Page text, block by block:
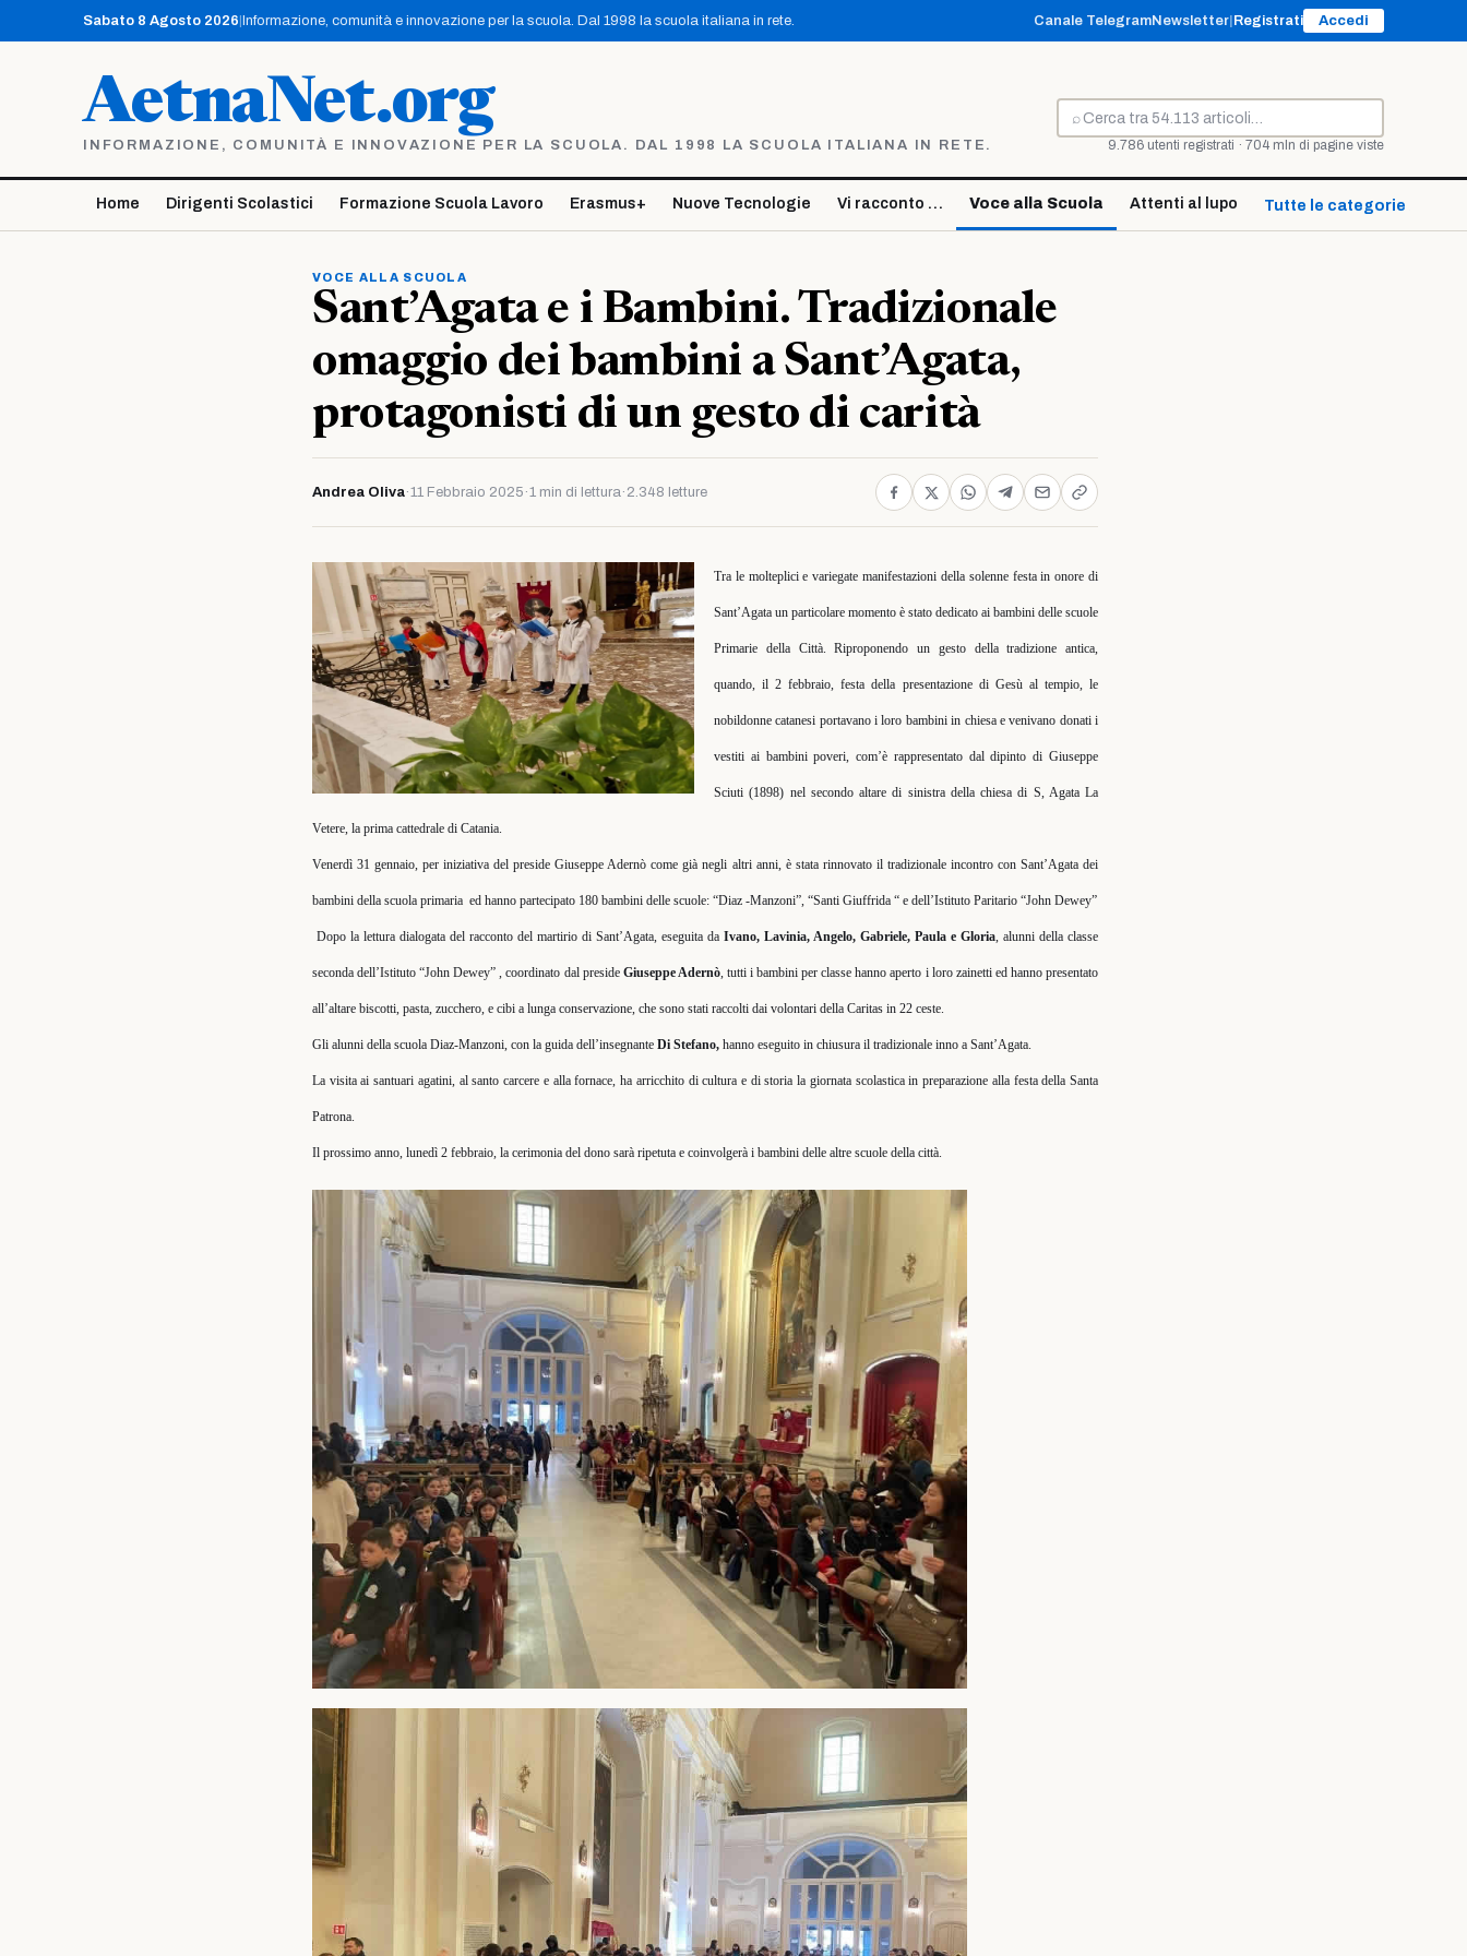
contenuto
Sabato 8 Agosto 2026 Informazione, comunità e innovazione per la scuola. Dal 1998 la scuola italiana in rete. Canale TelegramNewsletter Registrati Accedi
AetnaNet.org
INFORMAZIONE, COMUNITÀ E INNOVAZIONE PER LA SCUOLA. DAL 1998 LA SCUOLA ITALIANA IN RETE.
⌕
Cerca
9.786 utenti registrati · 704 mln di pagine viste
Home Dirigenti Scolastici Formazione Scuola Lavoro Erasmus+ Nuove Tecnologie Vi racconto … Voce alla Scuola Attenti al lupo Tutte le categorie ↓
VOCE ALLA SCUOLA
Sant’Agata e i Bambini. Tradizionale
omaggio dei bambini a Sant’Agata,
protagonisti di un gesto di carità
Andrea Oliva·11 Febbraio 2025 ·1 min di lettura· 2.348 letture
Tra le molteplici e variegate manifestazioni della solenne festa in onore di
Sant’Agata un particolare momento è stato dedicato ai bambini delle scuole
Primarie della Città.Riproponendo un gesto della tradizione antica,
quando, il 2 febbraio, festa della presentazione di Gesù al tempio, le
nobildonne catanesi portavano i loro bambini in chiesa e venivano donati i
vestiti ai bambini poveri, com’è rappresentato dal dipinto di Giuseppe
Sciuti (1898) nel secondo altare di sinistra della chiesa di S, Agata La
Vetere, la prima cattedrale di Catania.
Venerdì 31 gennaio, per iniziativa del preside Giuseppe Adernò come già negli altri anni, è stata rinnovato il tradizionale incontro con Sant’Agata dei
bambini della scuola primaria ed hanno partecipato 180 bambini delle scuole: “Diaz -Manzoni”, “Santi Giuffrida “ e dell’Istituto Paritario “John Dewey”
Dopo la lettura dialogata del racconto del martirio di Sant’Agata, eseguita da Ivano, Lavinia, Angelo, Gabriele, Paula e Gloria, alunni della classe
seconda dell’Istituto “John Dewey” , coordinato dal preside Giuseppe Adernò, tutti i bambini per classe hanno aperto i loro zainetti ed hanno presentato
all’altare biscotti, pasta, zucchero, e cibi a lunga conservazione, che sono stati raccolti dai volontari della Caritas in 22 ceste.
Gli alunni della scuola Diaz-Manzoni, con la guida dell’insegnante Di Stefano, hanno eseguito in chiusura il tradizionale inno a Sant’Agata.
La visita ai santuari agatini, al santo carcere e alla fornace, ha arricchito di cultura e di storia la giornata scolastica in preparazione alla festa della Santa
Patrona.
Il prossimo anno, lunedì 2 febbraio, la cerimonia del dono sarà ripetuta e coinvolgerà i bambini delle altre scuole della città.